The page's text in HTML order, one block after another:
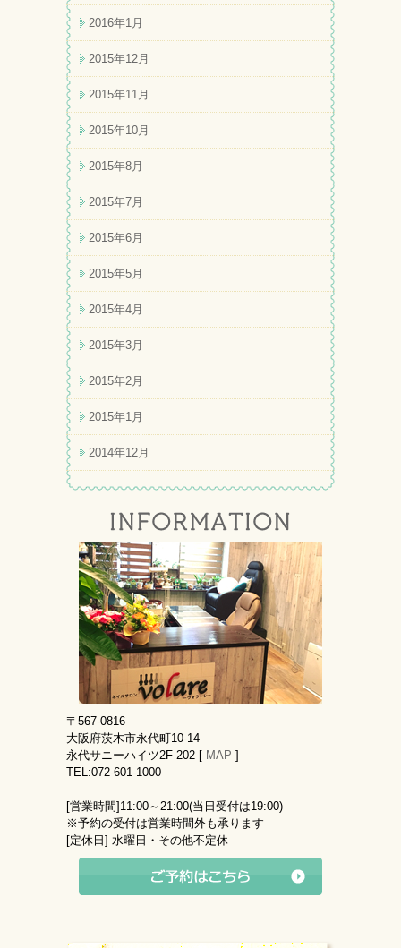
2016年1月
2015年12月
2015年11月
2015年10月
2015年8月
2015年7月
2015年6月
2015年5月
2015年4月
2015年3月
2015年2月
2015年1月
2014年12月
〒567-0816
大阪府茨木市永代町10-14
永代サニーハイツ2F 202 [ MAP ]
TEL:072-601-1000
[営業時間] 11:00～21:00(当日受付は19:00)
※予約の受付は営業時間外も承ります
[定休日] 水曜日・その他不定休